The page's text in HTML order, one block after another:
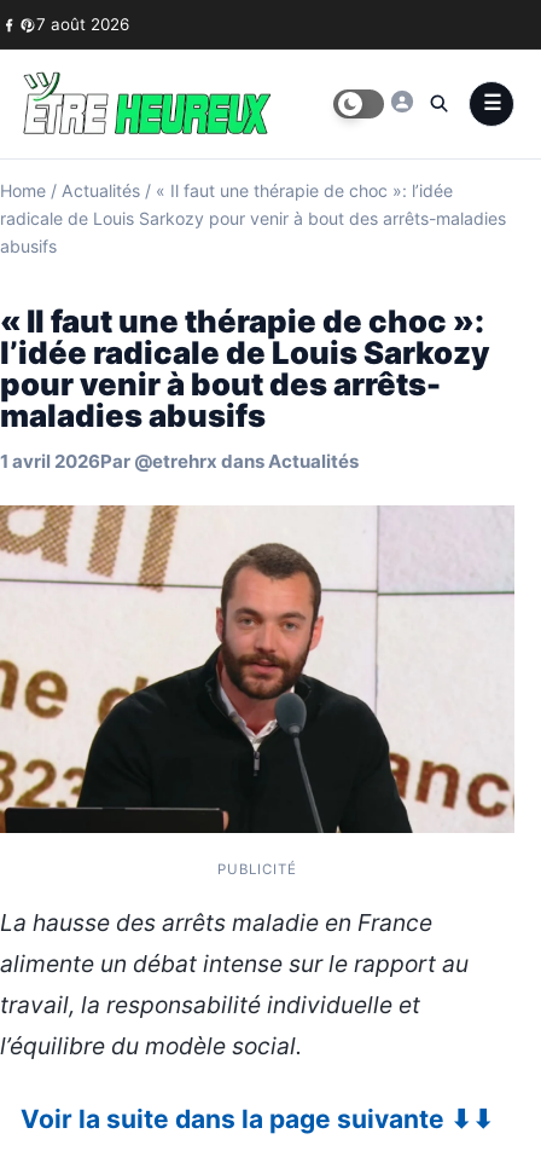
Skip to content
7 août 2026
Home / Actualités / « Il faut une thérapie de choc »: l’idée
radicale de Louis Sarkozy pour venir à bout des arrêts-maladies
abusifs
« Il faut une thérapie de choc »:
l’idée radicale de Louis Sarkozy
pour venir à bout des arrêts-
maladies abusifs
1 avril 2026Par @etrehrx dansActualités
PUBLICITÉ
La hausse des arrêts maladie en France
alimente un débat intense sur le rapport au
travail, la responsabilité individuelle et
l’équilibre du modèle social.
Voir la suite dans la page suivante ⬇⬇